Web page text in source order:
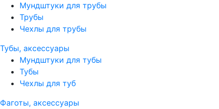
Мундштуки для трубы
Трубы
Чехлы для трубы
Тубы, аксессуары
Мундштуки для тубы
Тубы
Чехлы для туб
Фаготы, аксессуары